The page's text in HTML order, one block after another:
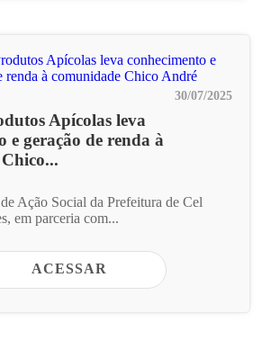
30/07/2025
Apícolas leva
e geração de renda à
Ação Social da Prefeitura de Cel
em parceria com...
ACESSAR